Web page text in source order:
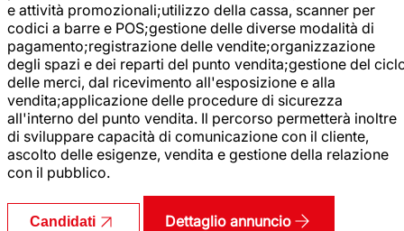
e attività promozionali;utilizzo della cassa, scanner per
codici a barre e POS;gestione delle diverse modalità di
pagamento;registrazione delle vendite;organizzazione
degli spazi e dei reparti del punto vendita;gestione del
delle merci, dal ricevimento all'esposizione e alla
vendita;applicazione delle procedure di sicurezza
all'interno del punto vendita. Il percorso permetterà inoltre
di sviluppare capacità di comunicazione con il cliente,
ascolto delle esigenze, vendita e gestione della relazione
con il pubblico.
Candidati Dettaglio annuncio